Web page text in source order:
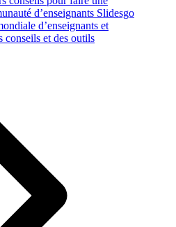
d’enseignants Slidesgo
d’enseignants et
conseils et des outils